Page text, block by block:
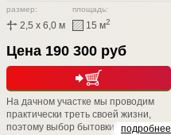
размер:
2,5 x 6,0 м
площадь:
15 м2
Цена 190 300 руб
подробнее
На дачном участке мы проводим
практически треть своей жизни,
поэтому выбор бытовки -дело